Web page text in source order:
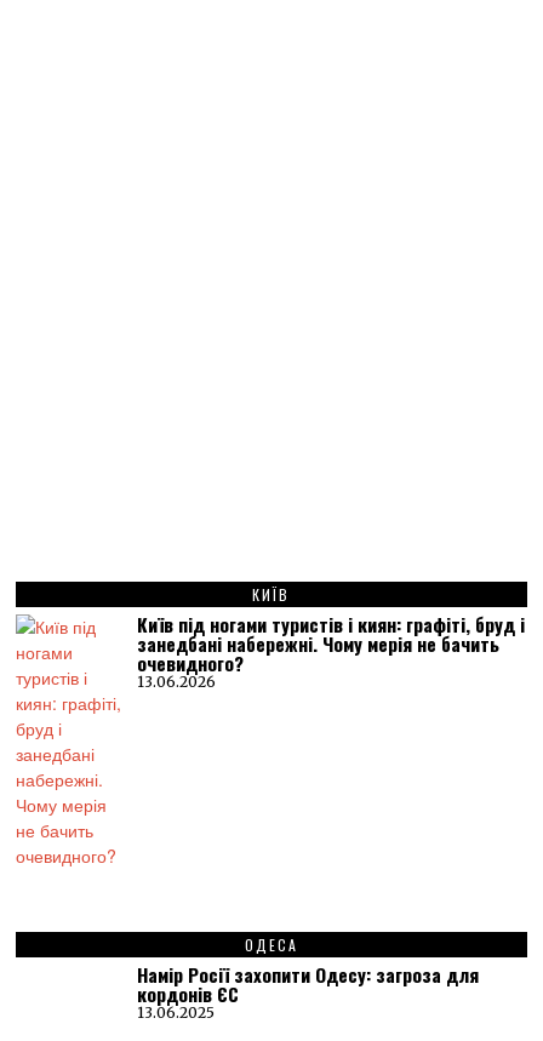
КИЇВ
Київ під ногами туристів і киян: графіті, бруд і
занедбані набережні. Чому мерія не бачить
очевидного?
13.06.2026
ОДЕСА
Намір Росії захопити Одесу: загроза для
кордонів ЄС
13.06.2025